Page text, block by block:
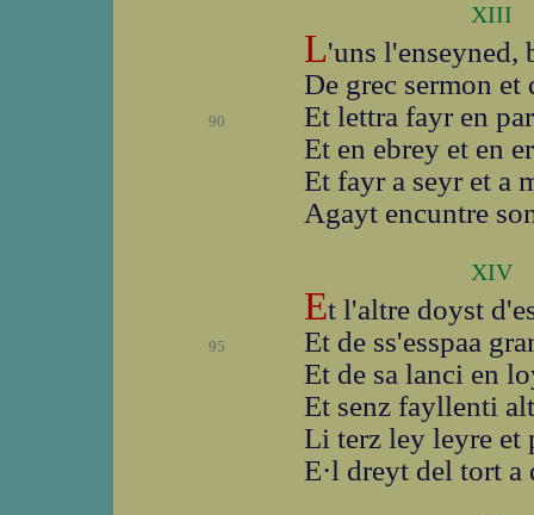
XIII
L'uns l'enseyned,
De grec sermon et
90
Et lettra fayr en
Et en ebrey et en
Et fayr a seyr et a
Agayt encuntre
XIV
Et l'altre doyst
95
Et de ss'esspaa
Et de sa lanci en
Et senz fayllenti
Li terz ley leyre et
E·l dreyt del tort a